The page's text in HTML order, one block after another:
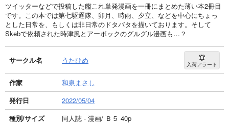
ツイッターなどで投稿した艦これ単発漫画を一冊にまとめた薄い本2冊目
です。この本では第七駆逐隊、卯月、時雨、夕立、などを中心にちょっ
とした日常を、もしくは非日常のドタバタを描いております。そして
Skebで依頼された時津風とアーボックのグルグル漫画も…？
サークル名 うたひめ 入荷アラート
作家
和泉まさし
発行日
2022/05/04
種別/サイズ
同人誌 - 漫画/ Ｂ５ 40p